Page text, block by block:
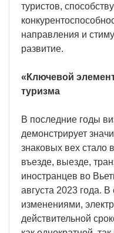
туристов,
направления и
развитие.
«Ключевой
туризма
В последние годы
демонстрирует
знаковых вех стало
въезде, выезде,
иностранцев во
августа 2023 года. В
изменениями,
действительной